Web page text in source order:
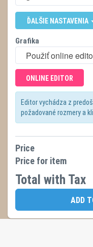
ĎALŠIE NASTAVENIA
Grafika
Použiť online
ONLINE EDITOR
Editor vychádza z
požadované rozmery a
Price
Price for item
Total with Tax
ADD